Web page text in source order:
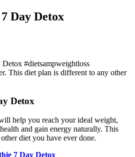
Day Detox
#dietsampweightloss
This diet plan is different to any other
Detox
help you reach your ideal weight,
and gain energy naturally. This
diet you have ever done.
7 Day Detox